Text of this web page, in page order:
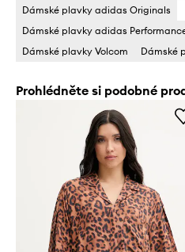
Dámské plavky adidas Originals
Dámské plavky adidas
Dámské plavky Volcom
Dámské
Prohlédněte si podobné